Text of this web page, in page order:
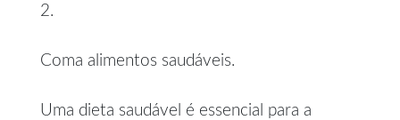
2.
Coma alimentos saudáveis.
Uma dieta saudável é essencial para a